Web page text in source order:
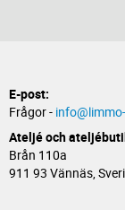
E-post:
Frågor -
Ateljé och
Brån
911 93 Vännäs,